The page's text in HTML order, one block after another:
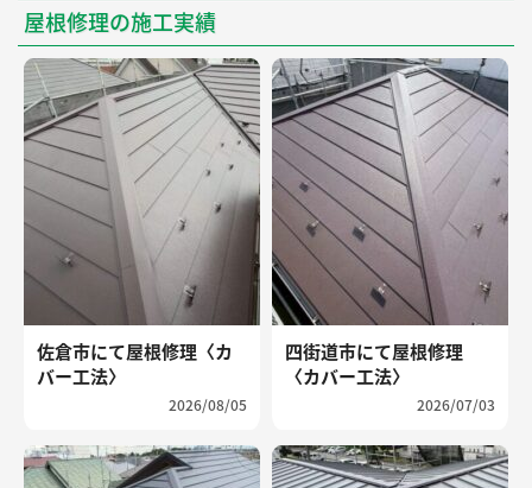
屋根修理の施工実績
佐倉市にて屋根修理〈カ
バー工法〉
2026/08/05
四街道市にて屋根修理
〈カバー工法〉
2026/07/03